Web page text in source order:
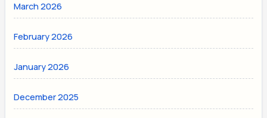
March 2026
February 2026
January 2026
December 2025